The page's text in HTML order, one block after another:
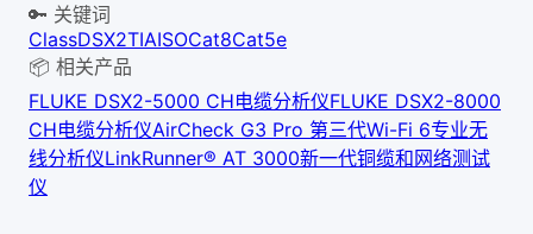
🔑 关键词
ClassDSX2TIAISOCat8Cat5e
📦 相关产品
FLUKE DSX2-5000 CH电缆分析仪FLUKE DSX2-8000
CH电缆分析仪AirCheck G3 Pro 第三代Wi-Fi 6专业无
线分析仪LinkRunner® AT 3000新一代铜缆和网络测试
仪